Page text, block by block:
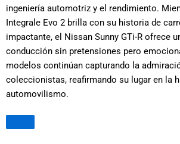
ingeniería automotriz y el rendimiento.
Integrale Evo 2 brilla con su historia de
impactante, el Nissan Sunny GTi-R ofrece
conducción sin pretensiones pero
modelos continúan capturando la
coleccionistas, reafirmando su lugar en la
automovilismo.